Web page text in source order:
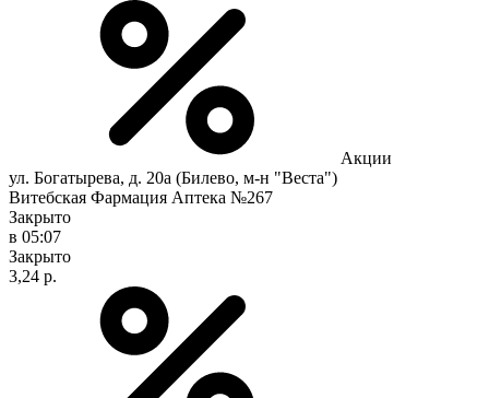
Акции
ул. Богатырева, д. 20а (Билево, м-н "Веста")
Витебская Фармация Аптека №267
Закрыто
в 05:07
Закрыто
3,24 р.